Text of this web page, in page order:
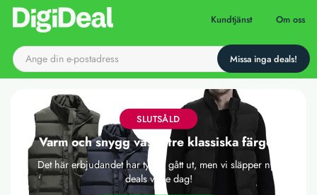
Till startsidan Kundtjänst Om oss
SLUTSÅLD
Varm och snygg väst i tre klassiska färger
Det här erbjudandet har tyvärr gått ut, men vi släpper nya
deals varje dag!